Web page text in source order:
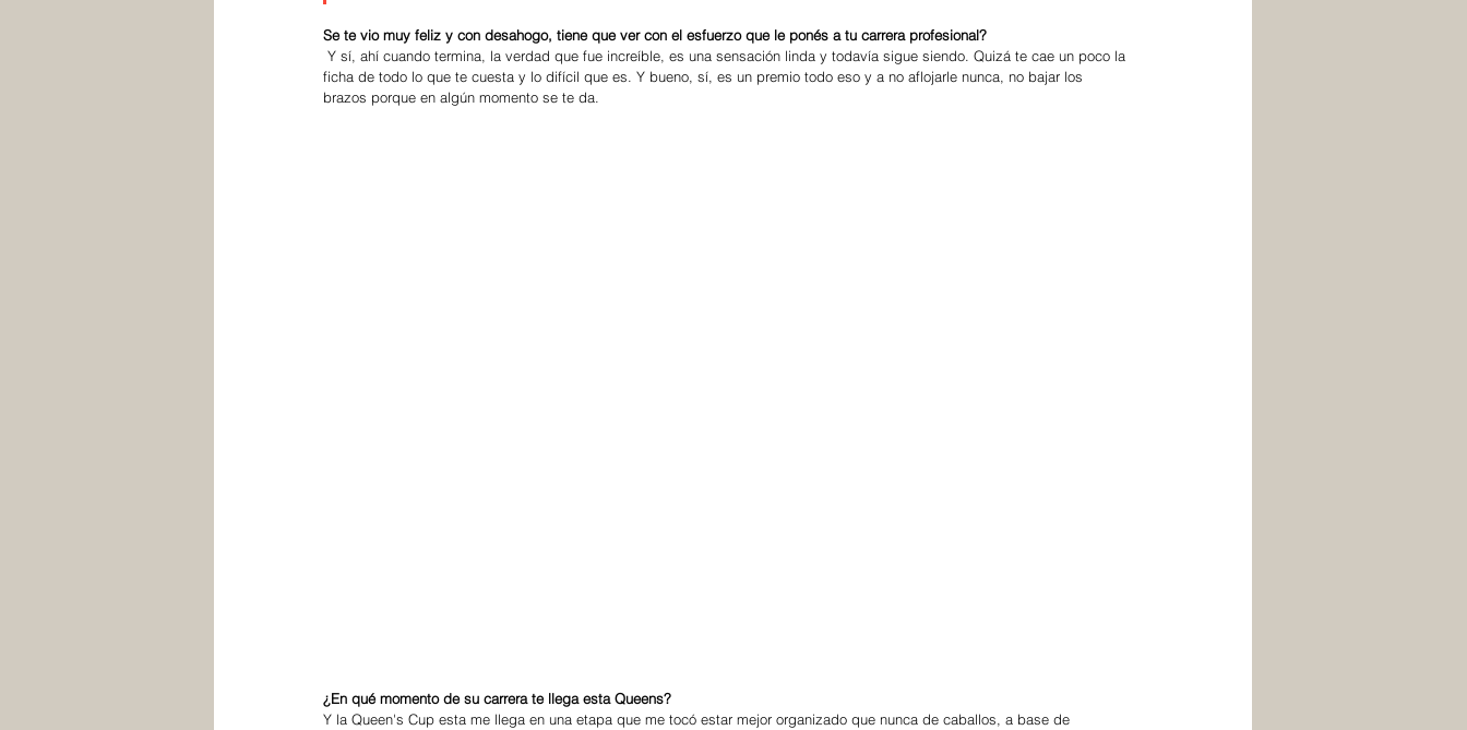
Se te vio muy feliz y con desahogo, tiene que ver con el esfuerzo que le ponés a tu carrera profesional?
ficha de todo lo que te cuesta y lo difícil que es. Y bueno, sí, es un premio todo eso y a no aflojarle nunca, no bajar los
brazos porque en algún momento se te da.
¿En qué momento de su carrera te llega esta Queens?
Y la Queen's Cup esta me llega en una etapa que me tocó estar mejor organizado que nunca de caballos, a base de